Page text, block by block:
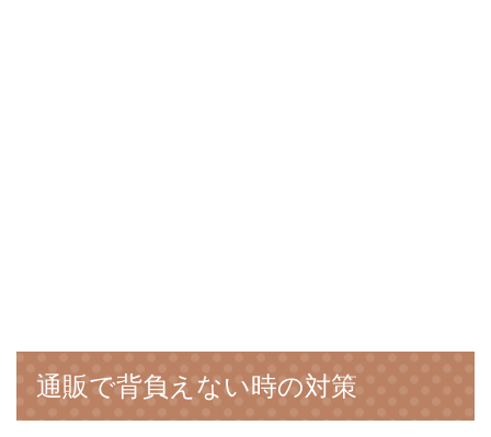
通販で背負えない時の対策